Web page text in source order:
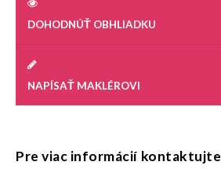
DOHODNÚŤ OBHLIADKU
NAPÍSAŤ MAKLÉROVI
Pre viac informácií kontaktujte